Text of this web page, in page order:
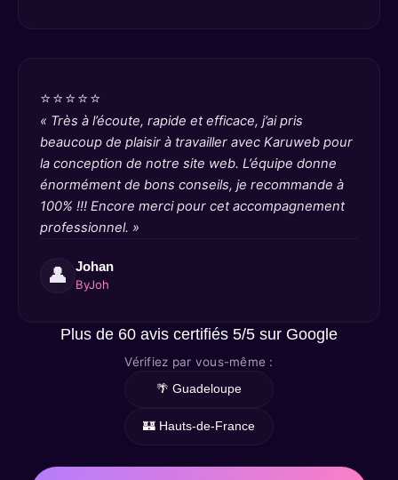
⭐⭐⭐⭐⭐
« Très à l’écoute, rapide et efficace, j’ai pris
beaucoup de plaisir à travailler avec Karuweb pour
la conception de notre site web. L’équipe donne
énormément de bons conseils, je recommande à
100% !!! Encore merci pour cet accompagnement
professionnel. »
👤 Johan
ByJoh
Plus de 60 avis certifiés 5/5 sur Google
Vérifiez par vous-même :
🌴 Guadeloupe
🏰 Hauts-de-France